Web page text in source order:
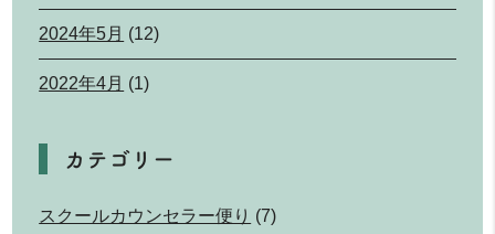
2024年5月 (12)
2022年4月 (1)
カテゴリー
スクールカウンセラー便り (7)